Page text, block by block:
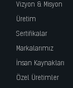
Vizyon & Misyon
Üretim
Sertifikalar
Markalarımız
İnsan Kaynakları
Özel Üretimler